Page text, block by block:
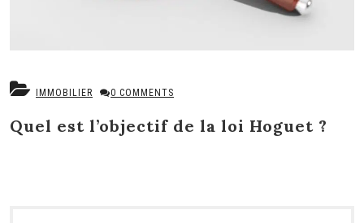
IMMOBILIER 0 COMMENTS
Quel est l’objectif de la loi Hoguet ?